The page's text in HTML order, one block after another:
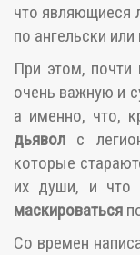
что являющиеся
по ангельски
При этом,
очень важную и
а именно, что,
дьявол с
которые
их души, и что
маскироваться
Со времен